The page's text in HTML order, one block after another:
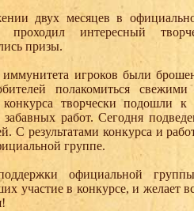
двух месяцев в
проходил интересный
призы.
игроков были
полакомиться
конкурса творчески подошли
работ. Сегодня
С результатами конкурса и
группе.
официальной
участие в конкурсе, и желает